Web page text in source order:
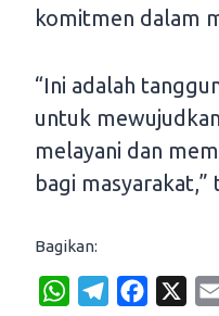
komitmen dalam
“Ini adalah
untuk
melayani dan
bagi
Bagikan:
W